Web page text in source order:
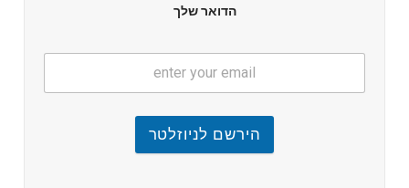
הדואר שלך
הירשם לניוזלטר